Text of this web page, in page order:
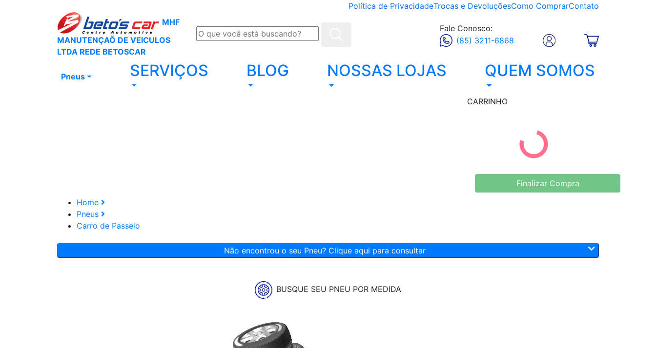
Política de PrivacidadeTrocas e DevoluçõesComo ComprarContato
MHF
MANUTENÇAÕ DE VEICULOS
LTDA REDE BETOSCAR
Fale Conosco:
(85) 3211-6868
Pneus SERVIÇOS BLOG NOSSAS LOJAS QUEM SOMOS
CARRINHO
Finalizar Compra
Home
Pneus
Carro de Passeio
Não encontrou o seu Pneu? Clique aqui para consultar
BUSQUE SEU PNEU POR MEDIDA